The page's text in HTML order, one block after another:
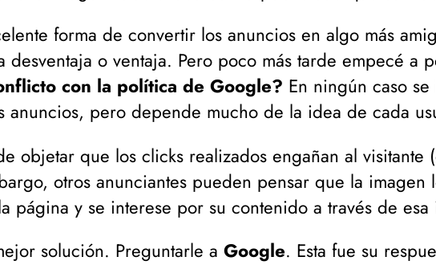
forma de convertir los anuncios en algo más
o ventaja. Pero poco más tarde empecé a
con la política de Google? En ningún caso se
anuncios, pero depende mucho de la idea de cada
objetar que los clicks realizados engañan al visitante (
otros anunciantes pueden pensar que la imagen
página y se interese por su contenido a través de esa
solución. Preguntarle a Google. Esta fue su